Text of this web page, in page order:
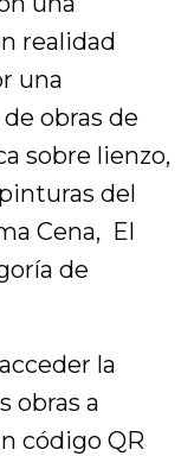
realidad
una
obras de
sobre lienzo,
del
Cena, El
de
la
obras a
código QR